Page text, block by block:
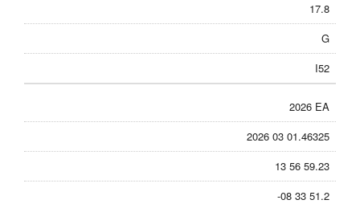
17.8
G
I52
2026 EA
2026 03 01.46325
13 56 59.23
-08 33 51.2